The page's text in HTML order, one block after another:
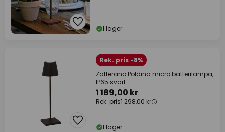
I lager
Rek. pris -8%
Zafferano Poldina micro batterilampa,
IP65 svart
1 189,00 kr
Rek. pris1 298,00 kr
I lager